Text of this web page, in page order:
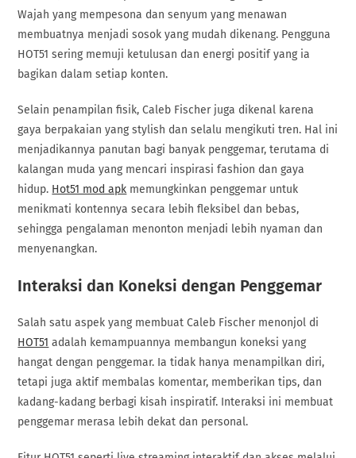
Wajah yang mempesona dan senyum yang menawan
membuatnya menjadi sosok yang mudah dikenang. Pengguna
HOT51 sering memuji ketulusan dan energi positif yang ia
bagikan dalam setiap konten.
Selain penampilan fisik, Caleb Fischer juga dikenal karena
gaya berpakaian yang stylish dan selalu mengikuti tren. Hal ini
menjadikannya panutan bagi banyak penggemar, terutama di
kalangan muda yang mencari inspirasi fashion dan gaya
hidup. Hot51 mod apk memungkinkan penggemar untuk
menikmati kontennya secara lebih fleksibel dan bebas,
sehingga pengalaman menonton menjadi lebih nyaman dan
menyenangkan.
Interaksi dan Koneksi dengan Penggemar
Salah satu aspek yang membuat Caleb Fischer menonjol di
HOT51 adalah kemampuannya membangun koneksi yang
hangat dengan penggemar. Ia tidak hanya menampilkan diri,
tetapi juga aktif membalas komentar, memberikan tips, dan
kadang-kadang berbagi kisah inspiratif. Interaksi ini membuat
penggemar merasa lebih dekat dan personal.